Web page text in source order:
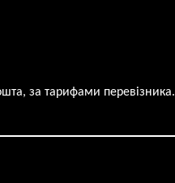
за тарифами перевізника.